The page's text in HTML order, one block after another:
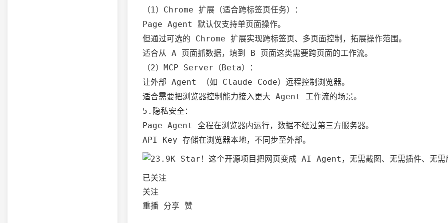
（1）Chrome 扩展（适合跨标签页任务）：
Page Agent 默认仅支持单页面操作。
但通过可选的 Chrome 扩展实现跨标签页、多页面控制，拓展操作范围。
适合从 A 页面抓数据，填到 B 页面这类需要跨页面的工作流。
（2）MCP Server（Beta）：
让外部 Agent （如 Claude Code）远程控制浏览器。
适合需要把浏览器控制能力接入更大 Agent 工作流的场景。
5.隐私安全：
Page Agent 全程在浏览器内运行，数据不经过第三方服务器。
API Key 存储在浏览器本地，不同步至外部。
已关注
关注
重播 分享 赞